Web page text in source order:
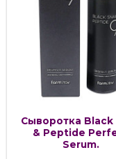
Сыворотка Black
& Peptide
Serum.